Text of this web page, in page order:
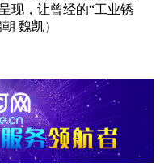
现，让曾经的“工业锈
魏凯）